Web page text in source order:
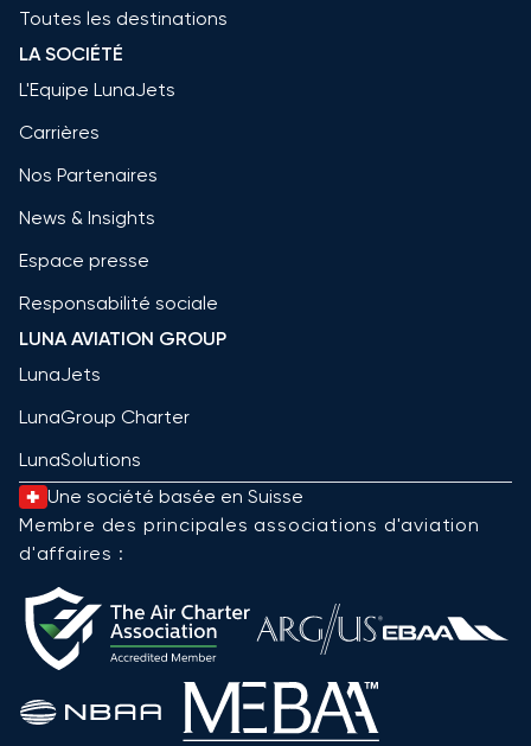
Toutes les destinations
LA SOCIÉTÉ
L'Equipe LunaJets
Carrières
Nos Partenaires
News & Insights
Espace presse
Responsabilité sociale
LUNA AVIATION GROUP
LunaJets
LunaGroup Charter
LunaSolutions
Une société basée en Suisse
Membre des principales associations d'aviation
d'affaires :